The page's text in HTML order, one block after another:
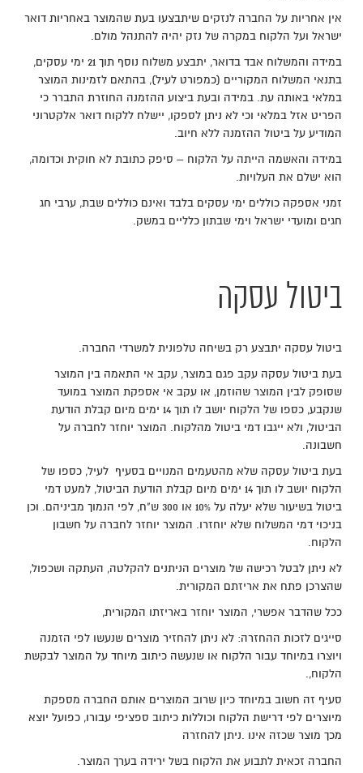
אין אחריות על החברה לנזקים שיתבצעו בעת שהמוצר באחריות דואר
ישראל ועל הלקוח במקרה של נזק יהיה להתנהל מולם.
במידה והמשלוח אבד בדואר, יתבצע משלוח נוסף תוך 21 ימי עסקים,
בתנאי המשלוח המקוריים (כמפורט לעיל), בהתאם לזמינות המוצר
במלאי באותה עת. במידה ובעת ביצוע ההזמנה החוזרת התברר כי
הפריט אזל במלאי וכי לא ניתן לספקו, יישלח ללקוח דואר אלקטרוני
המודיע על ביטול ההזמנה ללא חיוב.
במידה והאשמה הייתה על הלקוח – סיפק כתובת לא חוקית וכדומה,
הוא ישלם את העלויות.
זמני אספקה כוללים ימי עסקים בלבד ואינם כוללים שבת, ערבי חג
חגים ומועדי ישראל וימי שבתון כלליים במשק.
ביטול עסקה
ביטול עסקה יתבצע רק בשיחה טלפונית למשרדי החברה.
בעת ביטול עסקה עקב פגם במוצר, עקב אי התאמה בין המוצר
שסופק לבין המוצר שהוזמן, או עקב אי אספקת המוצר במועד
שנקבע, כספו של הלקוח יושב לו תוך 14 ימים מיום קבלת הודעת
הביטול, ולא ייגבו דמי ביטול מהלקוח. המוצר יוחזר לחברה על
חשבונה.
בעת ביטול עסקה שלא מהטעמים המנויים בסעיף לעיל, כספו של
הלקוח יושב לו תוך 14 ימים מיום קבלת הודעת הביטול, למעט דמי
ביטול בשיעור שלא יעלה על 10% או 300 ש"ח, לפי הנמוך מביניהם. וכן
בניכוי דמי המשלוח שלא יוחזרו. המוצר יוחזר לחברה על חשבון
הלקוח.
לא ניתן לבטל רכישה של מוצרים הניתנים להקלטה, העתקה ושכפול,
שהצרכן פתח את אריזתם המקורית.
ככל שהדבר אפשרי, המוצר יוחזר באריזתו המקורית,
סייגים לזכות ההחזרה: לא ניתן להחזיר מוצרים שנעשו לפי הזמנה
ויוצרו במיוחד עבור הלקוח או שנעשה כיתוב מיוחד על המוצר לבקשת
הלקוח,.
סעיף זה חשוב במיוחד כיון שרוב המוצרים אותם החברה מספקת
מיוצרים לפי דרישת הלקוח וכוללות כיתוב ספציפי עבורו, כפועל יוצא
מכך מוצר שכזה אינו .ניתן להחזרה
החברה זכאית לתבוע את הלקוח בשל ירידה בערך המוצר.